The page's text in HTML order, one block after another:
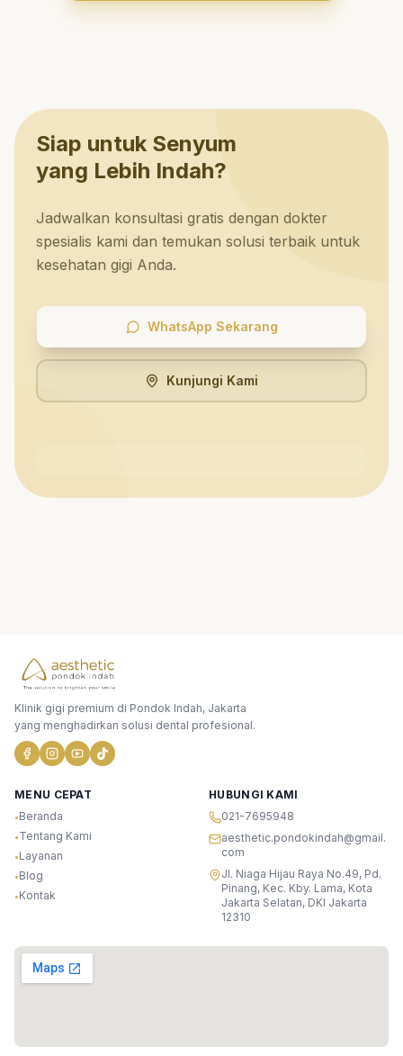
Siap untuk Senyum
yang Lebih Indah?
Jadwalkan konsultasi gratis dengan dokter
spesialis kami dan temukan solusi terbaik untuk
kesehatan gigi Anda.
WhatsApp Sekarang
Kunjungi Kami
Klinik gigi premium di Pondok Indah, Jakarta
yang menghadirkan solusi dental profesional.
MENU CEPAT
•Beranda
•Tentang Kami
•Layanan
•Blog
•Kontak
HUBUNGI KAMI
021-7695948
aesthetic.pondokindah@gmail.
com
Jl. Niaga Hijau Raya No.49, Pd.
Pinang, Kec. Kby. Lama, Kota
Jakarta Selatan, DKI Jakarta
12310